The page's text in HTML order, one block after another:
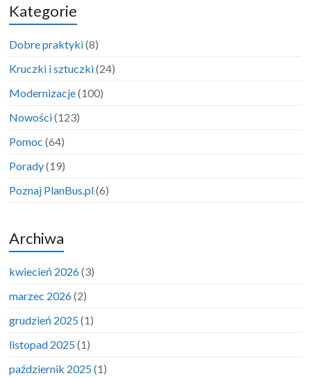
Kategorie
Dobre praktyki(8)
Kruczki i sztuczki(24)
Modernizacje(100)
Nowości(123)
Pomoc (64)
Porady(19)
Poznaj PlanBus.pl(6)
Archiwa
kwiecień 2026(3)
marzec 2026(2)
grudzień 2025(1)
listopad 2025(1)
październik 2025(1)